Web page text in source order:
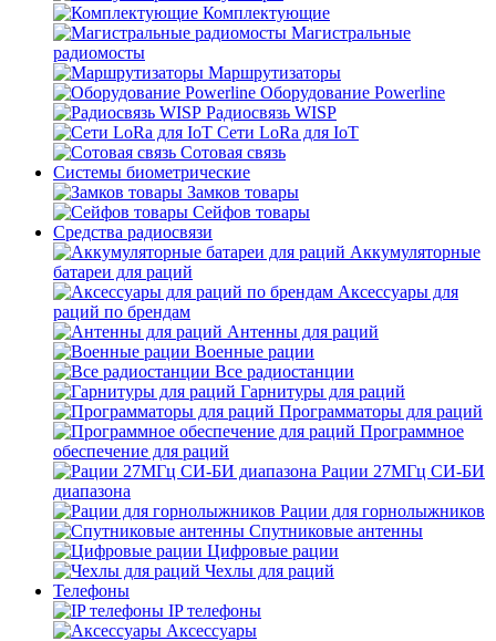
Комплектующие
Магистральные
радиомосты
Маршрутизаторы
Оборудование Powerline
Радиосвязь WISP
Сети LoRa для IoT
Сотовая связь
Системы биометрические
Замков товары
Сейфов товары
Средства радиосвязи
Аккумуляторные
батареи для раций
Аксессуары для
раций по брендам
Антенны для раций
Военные рации
Все радиостанции
Гарнитуры для раций
Программаторы для раций
Программное
обеспечение для раций
Рации 27МГц СИ-БИ
диапазона
Рации для горнолыжников
Спутниковые антенны
Цифровые рации
Чехлы для раций
Телефоны
IP телефоны
Аксессуары